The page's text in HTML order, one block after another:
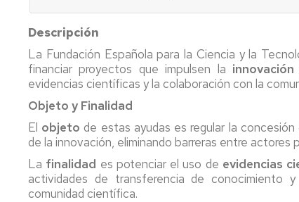
tu
proyecto
Empresa
-
Plantea
demanda
Descripción
La Fundación Española para la Ciencia y la
financiar proyectos que impulsen la
evidencias científicas y la colaboración con la
Objeto y Finalidad
El objeto de estas ayudas es regular la
de la innovación, eliminando barreras entre actores
La finalidad es potenciar el uso de evidencias
actividades de transferencia de conocimiento
comunidad científica.